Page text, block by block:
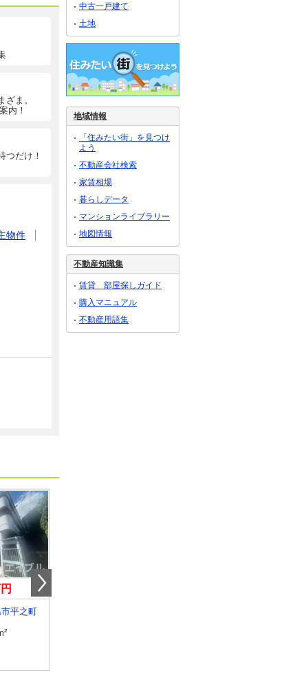
ま。
内！
つだけ！
物件
平之町
中古一戸建て
土地
地域情報
「住みたい街」を見つけ
よう
不動産会社検索
家賃相場
暮らしデータ
マンションライブラリー
地図情報
不動産知識集
賃貸 部屋探しガイド
購入マニュアル
不動産用語集